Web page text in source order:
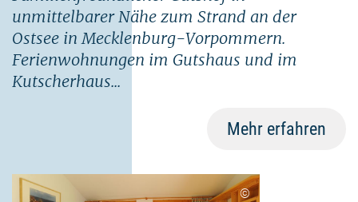
unmittelbarer Nähe zum Strand an der
Ostsee in Mecklenburg-Vorpommern.
Ferienwohnungen im Gutshaus und im
Kutscherhaus...
Mehr erfahren
©